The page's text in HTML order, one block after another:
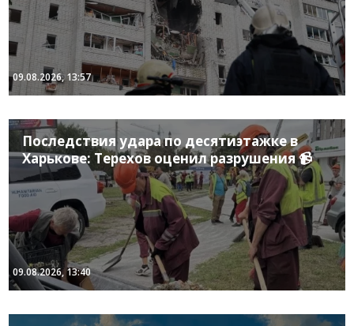
09.08.2026, 13:57
Последствия удара по десятиэтажке в
Харькове: Терехов оценил разрушения 📹
09.08.2026, 13:40